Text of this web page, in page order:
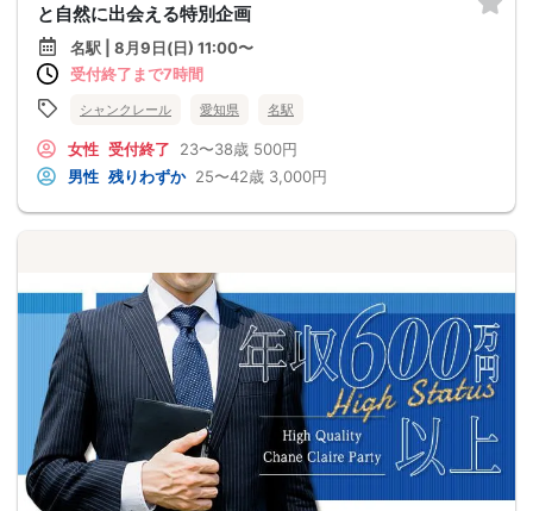
と自然に出会える特別企画
名駅 | 8月9日(日) 11:00〜
受付終了まで7時間
シャンクレール 愛知県 名駅
女性 受付終了 23〜38歳 500円
男性 残りわずか 25〜42歳 3,000円